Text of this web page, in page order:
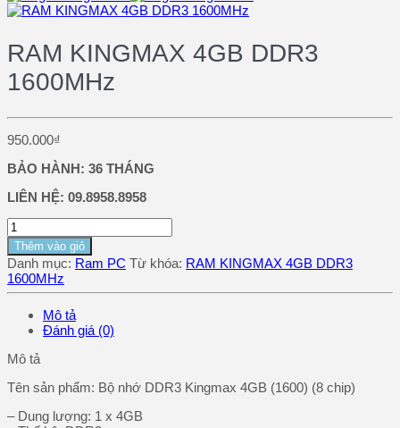
RAM KINGMAX 4GB DDR3
1600MHz
950.000₫
BẢO HÀNH: 36 THÁNG
LIÊN HỆ: 09.8958.8958
Thêm vào giỏ
Danh mục: Ram PC Từ khóa: RAM KINGMAX 4GB DDR3
1600MHz
Mô tả
Đánh giá (0)
Mô tả
Tên sản phẩm: Bộ nhớ DDR3 Kingmax 4GB (1600) (8 chip)
– Dung lượng: 1 x 4GB